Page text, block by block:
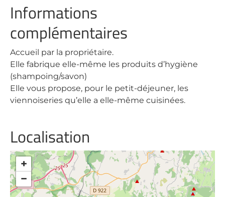
Informations
complémentaires
Accueil par la propriétaire.
Elle fabrique elle-même les produits d’hygiène
(shampoing/savon)
Elle vous propose, pour le petit-déjeuner, les
viennoiseries qu’elle a elle-même cuisinées.
Localisation
+
−